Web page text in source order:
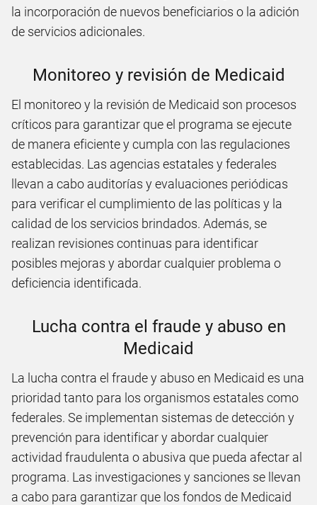
la incorporación de nuevos beneficiarios o la adición
de servicios adicionales.
Monitoreo y revisión de Medicaid
El monitoreo y la revisión de Medicaid son procesos
críticos para garantizar que el programa se ejecute
de manera eficiente y cumpla con las regulaciones
establecidas. Las agencias estatales y federales
llevan a cabo auditorías y evaluaciones periódicas
para verificar el cumplimiento de las políticas y la
calidad de los servicios brindados. Además, se
realizan revisiones continuas para identificar
posibles mejoras y abordar cualquier problema o
deficiencia identificada.
Lucha contra el fraude y abuso en
Medicaid
La lucha contra el fraude y abuso en Medicaid es una
prioridad tanto para los organismos estatales como
federales. Se implementan sistemas de detección y
prevención para identificar y abordar cualquier
actividad fraudulenta o abusiva que pueda afectar al
programa. Las investigaciones y sanciones se llevan
a cabo para garantizar que los fondos de Medicaid